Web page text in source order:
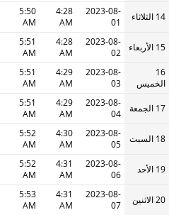
14 الثلاثاء
2023-08-
01
4:28
AM
5:50
AM
15 الأربعاء
2023-08-
02
4:28
AM
5:51
AM
16
الخميس
2023-08-
03
4:29
AM
5:51
AM
17 الجمعة
2023-08-
04
4:29
AM
5:51
AM
18 السبت
2023-08-
05
4:30
AM
5:52
AM
19 الأحد
2023-08-
06
4:31
AM
5:52
AM
20 الاثنين
2023-08-
07
4:31
AM
5:53
AM